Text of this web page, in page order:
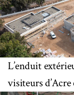
L’enduit
visiteurs